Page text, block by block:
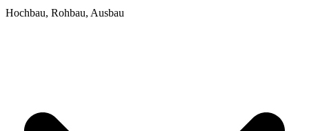
Hochbau, Rohbau, Ausbau